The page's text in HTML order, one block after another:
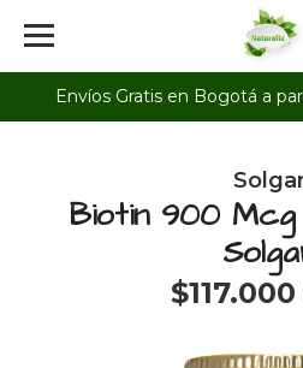
Envíos Gratis en Bogotá a
Biotin 900 Mcg